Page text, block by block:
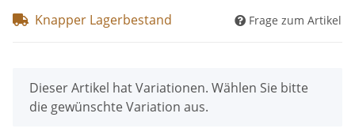
Knapper Lagerbestand Frage zum Artikel
x
Dieser Artikel hat Variationen. Wählen Sie bitte
die gewünschte Variation aus.